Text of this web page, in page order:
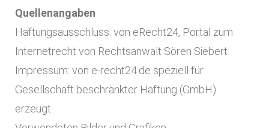
Quellenangaben
Haftungsausschluss: von eRecht24, Portal zum
Internetrecht von Rechtsanwalt Sören Siebert
Impressum: von e-recht24.de speziell für
Gesellschaft beschränkter Haftung (GmbH)
erzeugt